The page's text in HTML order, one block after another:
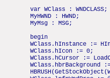
var WClass : WNDCLASS;
MyHWND : HWND;
MyMsg : MSG;
begin
WClass.hInstance :=
WClass.hIcon := 0;
WClass.hCursor :=
WClass.hbrBackground